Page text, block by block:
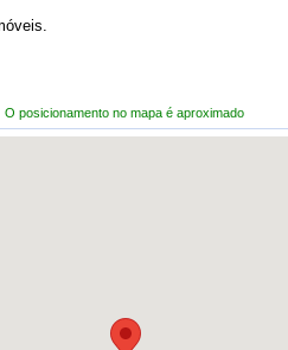
O posicionamento no mapa é aproximado